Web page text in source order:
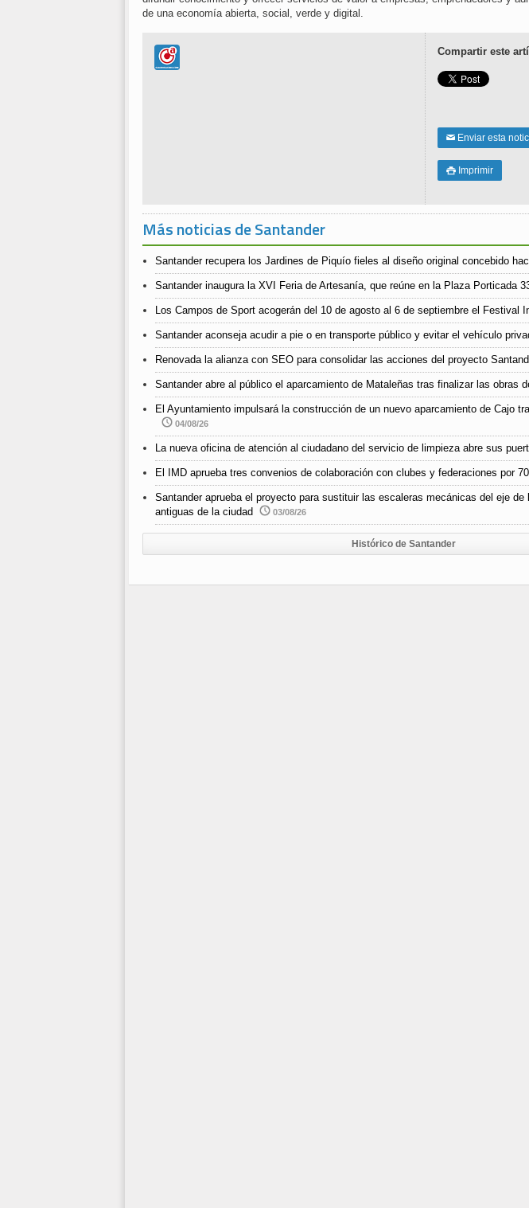
de una economía abierta, social, verde y digital.
Compartir este
✉ Enviar esta
 Imprimir
Más noticias de Santander
Santander recupera los Jardines de Piquío fieles al diseño original concebido
Santander inaugura la XVI Feria de Artesanía, que reúne en la Plaza Porticada
Los Campos de Sport acogerán del 10 de agosto al 6 de septiembre el Festival
Santander aconseja acudir a pie o en transporte público y evitar el vehículo
Renovada la alianza con SEO para consolidar las acciones del proyecto
Santander abre al público el aparcamiento de Mataleñas tras finalizar las obras
El Ayuntamiento impulsará la construcción de un nuevo aparcamiento de Cajo
04/08/26
La nueva oficina de atención al ciudadano del servicio de limpieza abre sus
El IMD aprueba tres convenios de colaboración con clubes y federaciones por
Santander aprueba el proyecto para sustituir las escaleras mecánicas del eje
antiguas de la ciudad
03/08/26
Histórico de Santander